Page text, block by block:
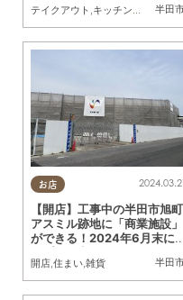
半田
テイクアウト ,キッチンカー 開店,
お店
半田
【開店】工事中の半田市旭町
アスミル跡地に「商業施設」
ができる！2024年6月末にオ
開店,住まい,雑貨